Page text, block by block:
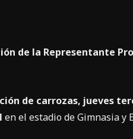
de la Representante
de carrozas, jueves
en el estadio de Gimnasia y